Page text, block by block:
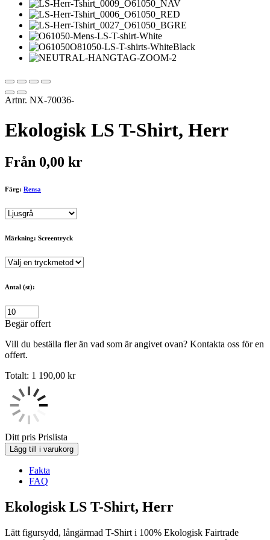
Artnr. NX-70036-
Ekologisk LS T-Shirt, Herr
Från 0,00 kr
Färg: Rensa
Märkning: Screentryck
Antal (st):
Begär offert
Vill du beställa fler än vad som är angivet ovan? Kontakta oss för en
offert.
Totalt: 1 190,00 kr
Ditt pris Prislista
Lägg till i varukorg
Fakta
FAQ
Ekologisk LS T-Shirt, Herr
Lätt figursydd, långärmad T-Shirt i 100% Ekologisk Fairtrade